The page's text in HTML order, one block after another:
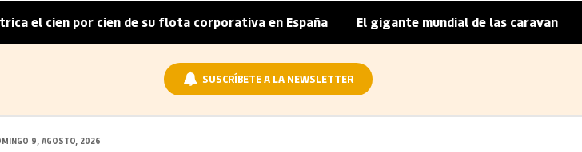
por cien de su flota corporativa en España | El gigante mundial de las caravanas asume
SUSCRÍBETE A LA NEWSLETTER
9, AGOSTO, 2026